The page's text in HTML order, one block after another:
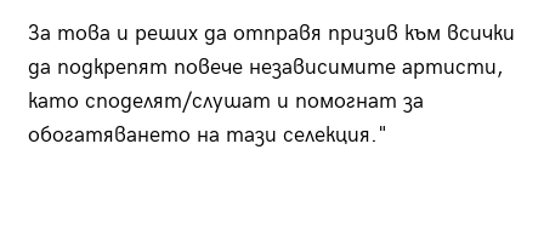
За това и реших да отправя призив към всички
да подкрепят повече независимите артисти,
като споделят/слушат и помогнат за
обогатяването на тази селекция."